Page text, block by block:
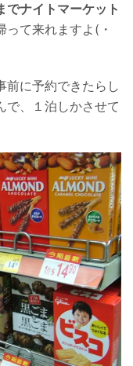
でナイトマーケット
って来れますよ(・
前に予約できたらし
で、１泊しかさせて